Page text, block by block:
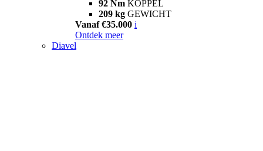
92 Nm KOPPEL
209 kg GEWICHT
Vanaf €35.000 i
Ontdek meer
Diavel